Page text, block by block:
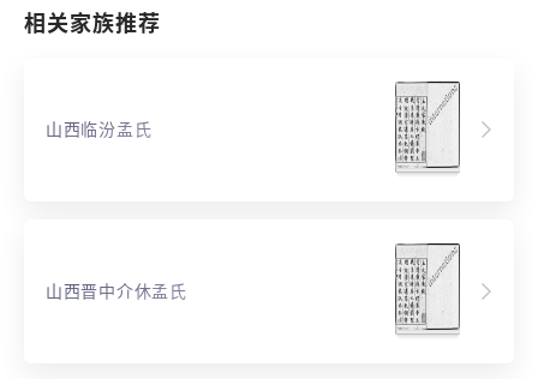
相关家族推荐
山西临汾孟氏
山西晋中介休孟氏